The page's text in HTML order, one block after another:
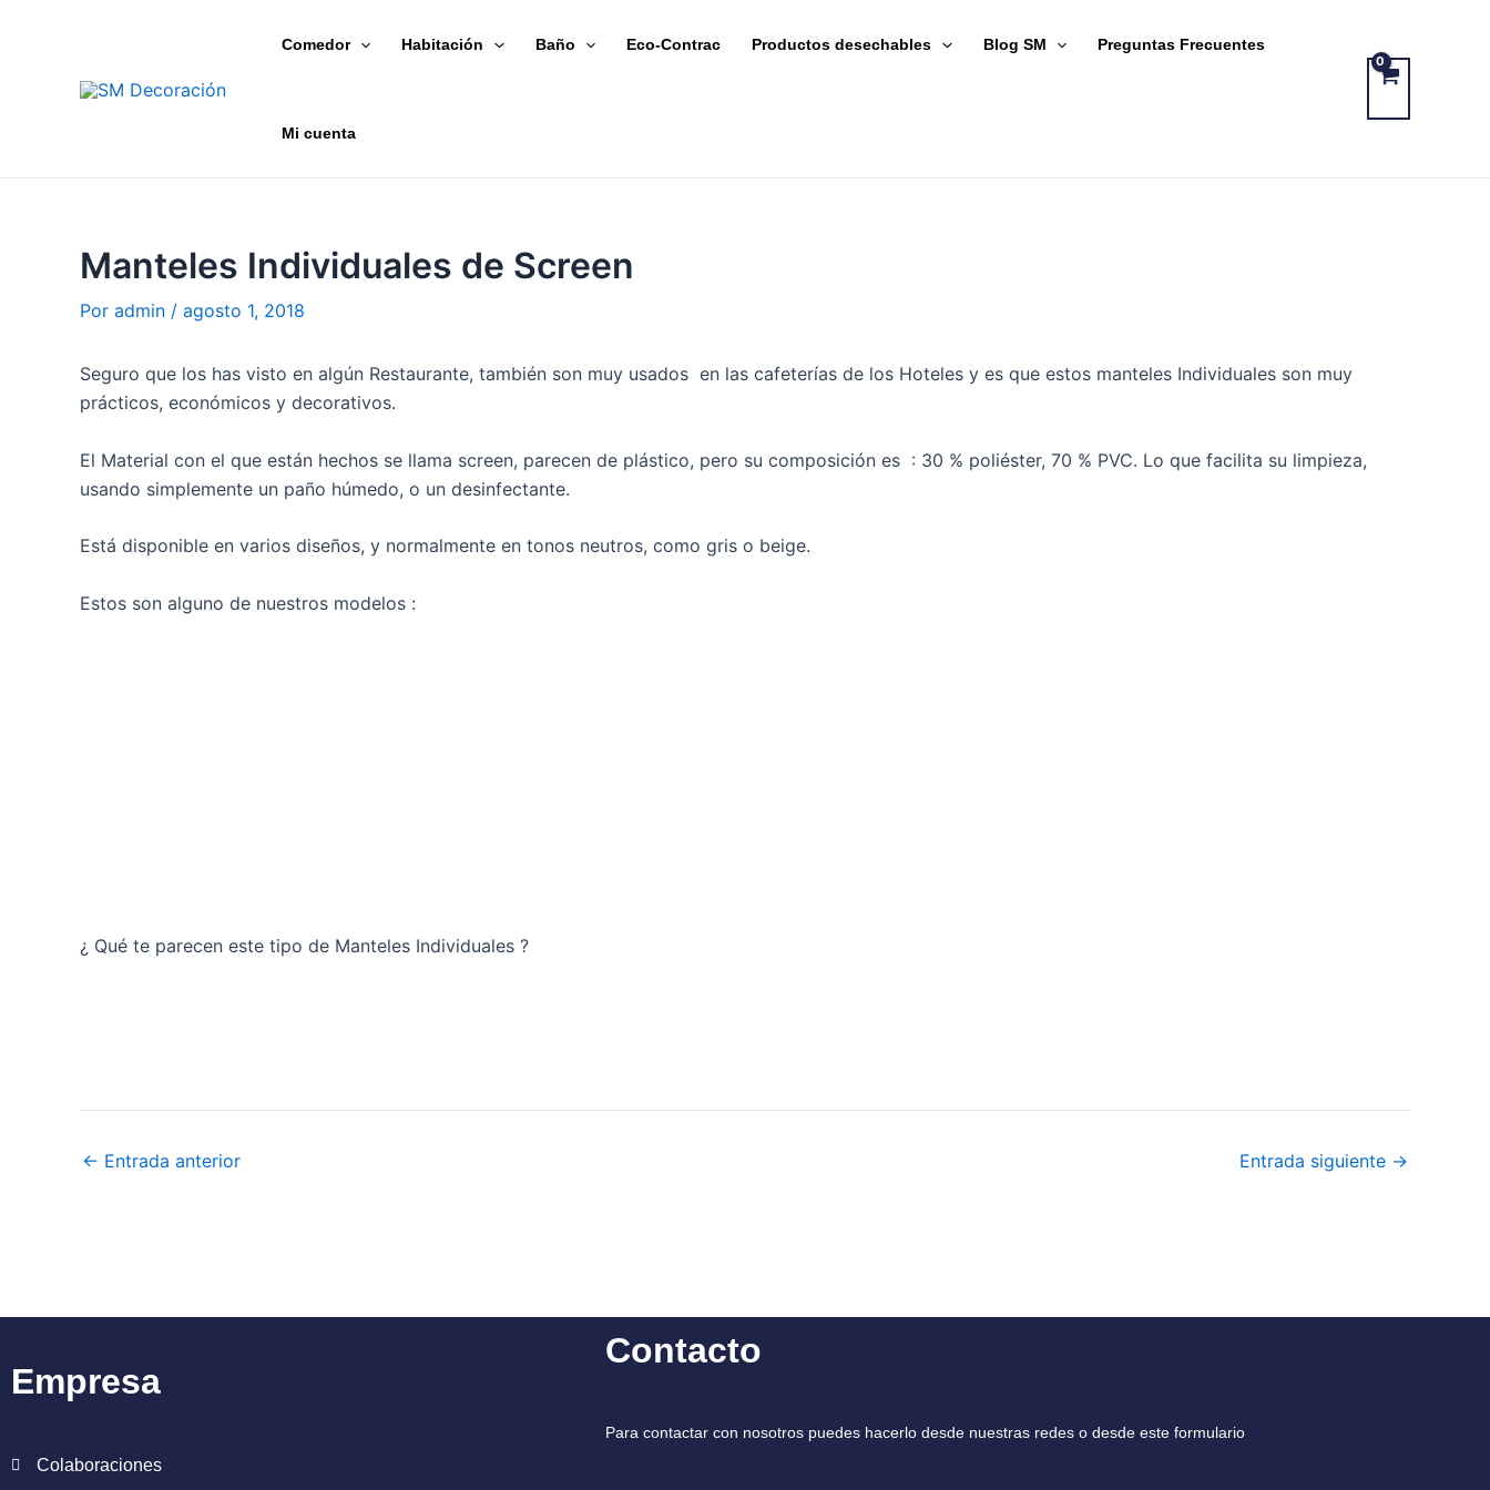
Comedor Habitación Baño Eco-Contrac Productos desechables Blog SM Preguntas Frecuentes
Mi cuenta
Manteles Individuales de Screen
Por admin / agosto 1, 2018
Seguro que los has visto en algún Restaurante, también son muy usados en las cafeterías de los Hoteles y es que estos manteles Individuales son muy
prácticos, económicos y decorativos.
El Material con el que están hechos se llama screen, parecen de plástico, pero su composición es : 30 % poliéster, 70 % PVC. Lo que facilita su limpieza,
usando simplemente un paño húmedo, o un desinfectante.
Está disponible en varios diseños, y normalmente en tonos neutros, como gris o beige.
Estos son alguno de nuestros modelos :
¿ Qué te parecen este tipo de Manteles Individuales ?
← Entrada anterior Entrada siguiente →
Empresa
Colaboraciones
Contacto
Para contactar con nosotros puedes hacerlo desde nuestras redes o desde este formulario